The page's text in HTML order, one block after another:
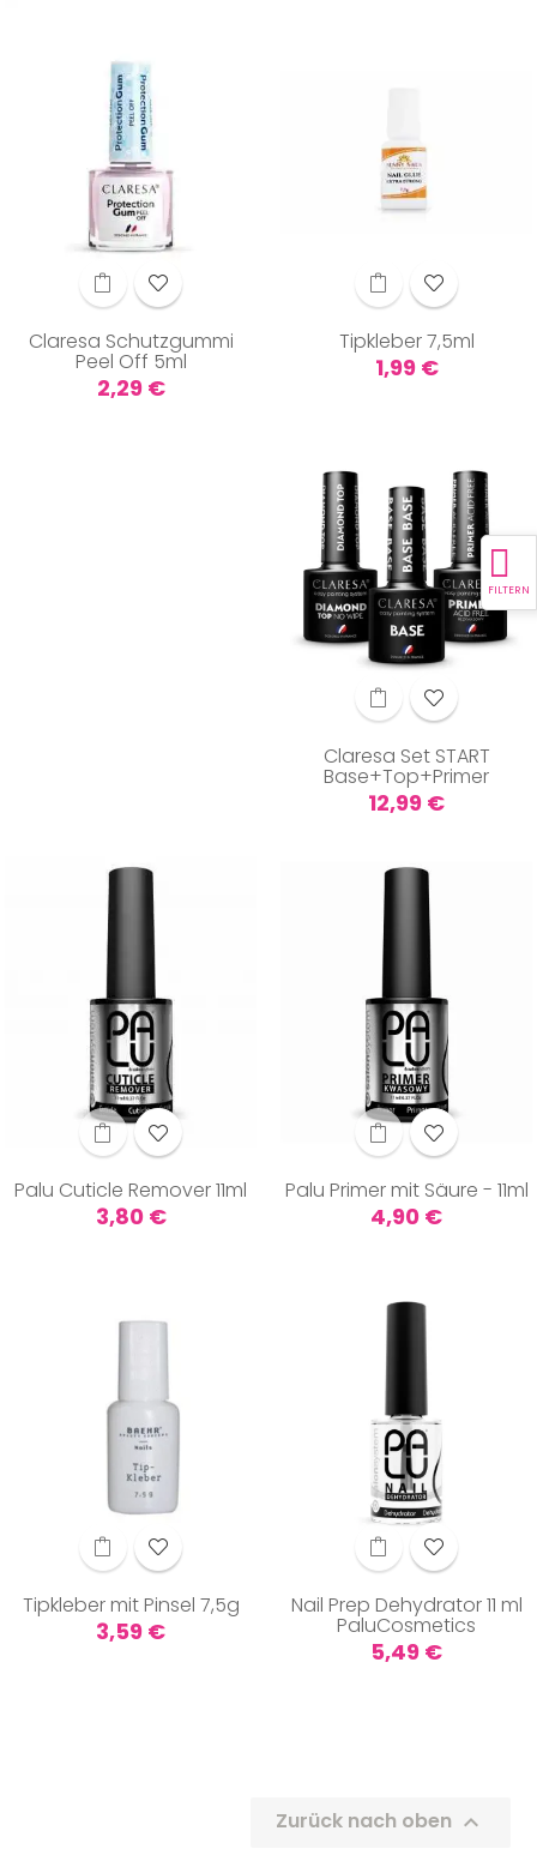
FILTERN
Claresa Schutzgummi
Peel Off 5ml
Preis
2,29 €
Tipkleber 7,5ml
Preis
1,99 €
Claresa Set START
Base+Top+Primer
Preis
12,99 €
Palu Cuticle Remover 11ml
Preis
3,80 €
Palu Primer mit Säure - 11ml
Preis
4,90 €
Tipkleber mit Pinsel 7,5g
Preis
3,59 €
Nail Prep Dehydrator 11 ml
PaluCosmetics
Preis
5,49 €
Zurück nach oben 